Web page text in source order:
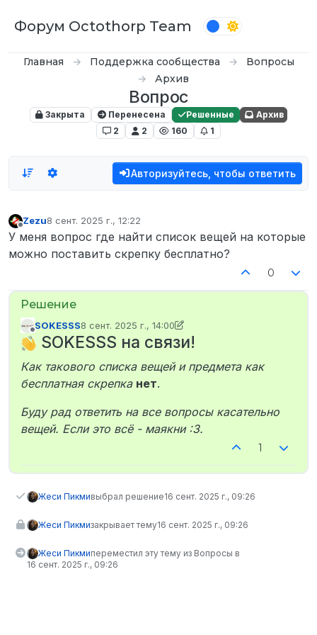
Форум Octothorp Team
Главная Поддержка сообщества
Вопросы
Архив
Вопрос
Закрыта Перенесена Решенные
Архив
2
2 160 1
Авторизуйтесь, чтобы ответить
Zezu8 сент. 2025 г., 12:22
отредактировано
У меня вопрос где найти список вещей на которые
можно поставить скрепку бесплатно?
0
Не в сети
SOKESSS8 сент. 2025 г., 14:00
отредактировано SOKESSS
SOKESSS на связи!
Как такового списка вещей и предмета как
бесплатная скрепка нет.
Буду рад ответить на все вопросы касательно
вещей. Если это всё - маякни :3.
1
Жеси Пикмивыбрал решение16 сент. 2025 г., 09:26
Жеси Пикмизакрывает тему16 сент. 2025 г., 09:26
Жеси Пикмипереместил эту тему из Вопросы в
16 сент. 2025 г., 09:26